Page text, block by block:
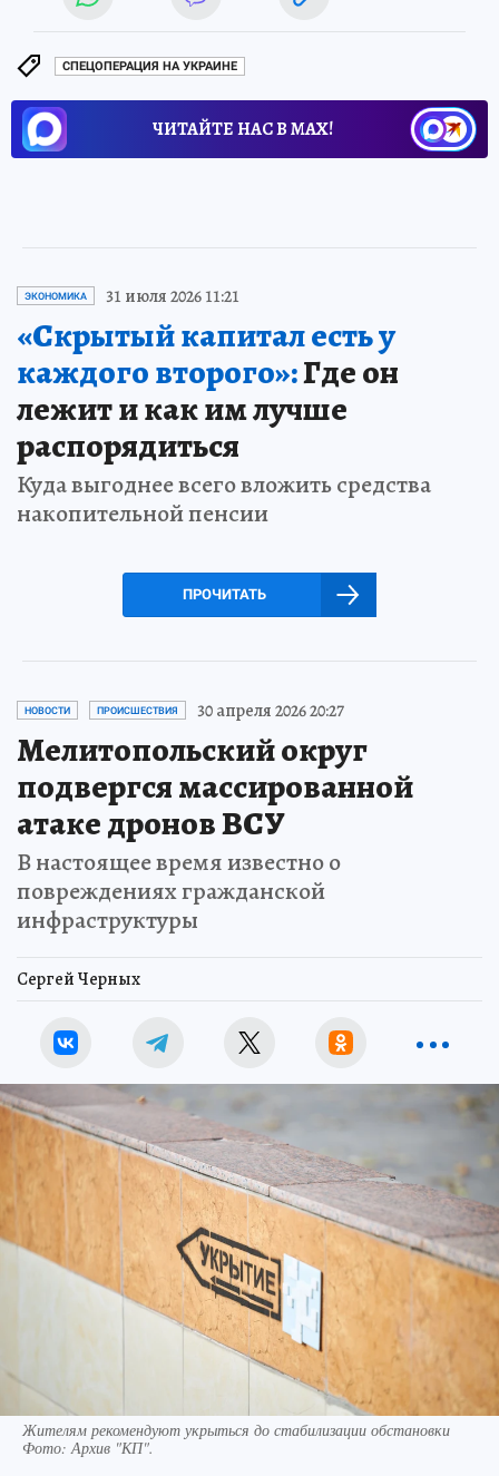
СПЕЦОПЕРАЦИЯ НА УКРАИНЕ
ЧИТАЙТЕ НАС В МАХ!
ЭКОНОМИКА 31 июля 2026 11:21
«Скрытый капитал есть у
каждого второго»:Где он
лежит и как им лучше
распорядиться
Куда выгоднее всего вложить средства
накопительной пенсии
ПРОЧИТАТЬ
НОВОСТИ ПРОИСШЕСТВИЯ 30 апреля 2026 20:27
Мелитопольский округ
подвергся массированной
атаке дронов ВСУ
В настоящее время известно о
повреждениях гражданской
инфраструктуры
Сергей Черных
Жителям рекомендуют укрыться до стабилизации обстановки
Фото:Архив "КП".